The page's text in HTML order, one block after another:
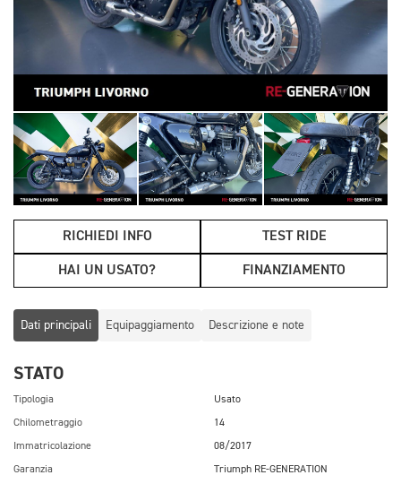
RICHIEDI INFO TEST RIDE
HAI UN USATO? FINANZIAMENTO
Dati principali Equipaggiamento Descrizione e note
STATO
Tipologia Usato
Chilometraggio 14
Immatricolazione 08/2017
Garanzia Triumph RE-GENERATION